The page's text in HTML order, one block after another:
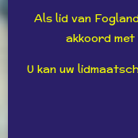
Als lid van
akkoord met
U kan uw